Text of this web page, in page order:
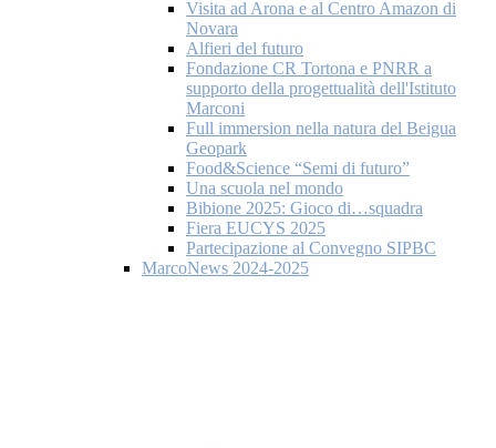
Visita ad Arona e al Centro Amazon di
Novara
Alfieri del futuro
Fondazione CR Tortona e PNRR a
supporto della progettualità dell'Istituto
Marconi
Full immersion nella natura del Beigua
Geopark
Food&Science “Semi di futuro”
Una scuola nel mondo
Bibione 2025: Gioco di…squadra
Fiera EUCYS 2025
Partecipazione al Convegno SIPBC
MarcoNews 2024-2025